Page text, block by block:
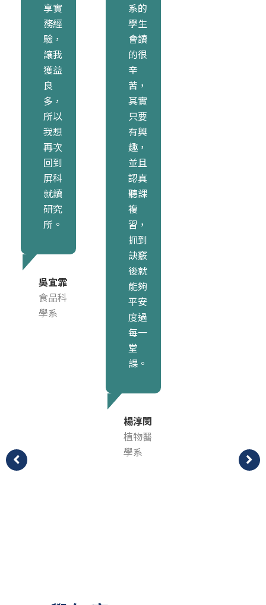
享實
務經
驗，
讓我
獲益
良
多，
所以
我想
再次
回到
屏科
就讀
研究
所。
吳宜霏
食品科
學系
系的
學生
會讀
的很
辛
苦，
其實
只要
有興
趣，
並且
認真
聽課
複
習，
抓到
訣竅
後就
能夠
平安
度過
每一
堂
課。
楊淳閔
植物醫
學系